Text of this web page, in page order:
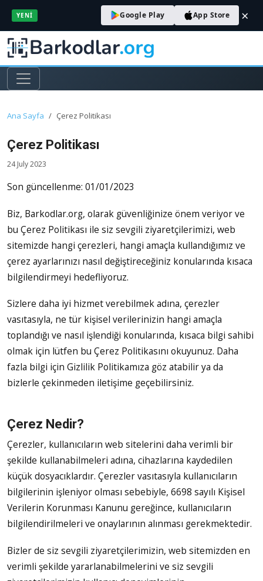
Ana Sayfa Çerez Politikası
Çerez Politikası
24 July 2023
Son güncellenme: 01/01/2023
Biz, Barkodlar.org, olarak güvenliğinize önem veriyor ve
bu Çerez Politikası ile siz sevgili ziyaretçilerimizi, web
sitemizde hangi çerezleri, hangi amaçla kullandığımız ve
çerez ayarlarınızı nasıl değiştireceğiniz konularında kısaca
bilgilendirmeyi hedefliyoruz.
Sizlere daha iyi hizmet verebilmek adına, çerezler
vasıtasıyla, ne tür kişisel verilerinizin hangi amaçla
toplandığı ve nasıl işlendiği konularında, kısaca bilgi sahibi
olmak için lütfen bu Çerez Politikasını okuyunuz. Daha
fazla bilgi için Gizlilik Politikamıza göz atabilir ya da
bizlerle çekinmeden iletişime geçebilirsiniz.
Çerez Nedir?
Çerezler, kullanıcıların web sitelerini daha verimli bir
şekilde kullanabilmeleri adına, cihazlarına kaydedilen
küçük dosyacıklardır. Çerezler vasıtasıyla kullanıcıların
bilgilerinin işleniyor olması sebebiyle, 6698 sayılı Kişisel
Verilerin Korunması Kanunu gereğince, kullanıcıların
bilgilendirilmeleri ve onaylarının alınması gerekmektedir.
Bizler de siz sevgili ziyaretçilerimizin, web sitemizden en
verimli şekilde yararlanabilmelerini ve siz sevgili
YENI Google Play App Store ×